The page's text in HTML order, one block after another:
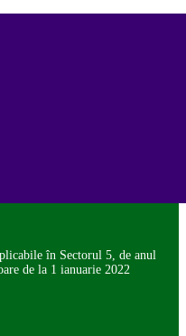
în Sectorul 5, de anul
de la 1 ianuarie 2022